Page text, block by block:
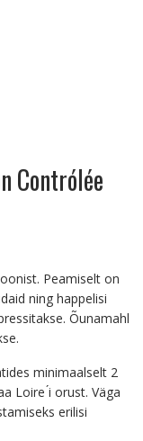
Contrólée
Peamiselt on
ning happelisi
Õunamahl
minimaalselt 2
Loire ́i orust. Väga
erilisi